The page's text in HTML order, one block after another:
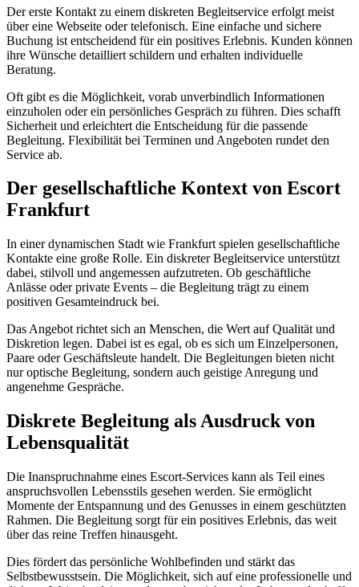
Der erste Kontakt zu einem diskreten Begleitservice erfolgt meist
über eine Webseite oder telefonisch. Eine einfache und sichere
Buchung ist entscheidend für ein positives Erlebnis. Kunden können
ihre Wünsche detailliert schildern und erhalten individuelle
Beratung.
Oft gibt es die Möglichkeit, vorab unverbindlich Informationen
einzuholen oder ein persönliches Gespräch zu führen. Dies schafft
Sicherheit und erleichtert die Entscheidung für die passende
Begleitung. Flexibilität bei Terminen und Angeboten rundet den
Service ab.
Der gesellschaftliche Kontext von Escort
Frankfurt
In einer dynamischen Stadt wie Frankfurt spielen gesellschaftliche
Kontakte eine große Rolle. Ein diskreter Begleitservice unterstützt
dabei, stilvoll und angemessen aufzutreten. Ob geschäftliche
Anlässe oder private Events – die Begleitung trägt zu einem
positiven Gesamteindruck bei.
Das Angebot richtet sich an Menschen, die Wert auf Qualität und
Diskretion legen. Dabei ist es egal, ob es sich um Einzelpersonen,
Paare oder Geschäftsleute handelt. Die Begleitungen bieten nicht
nur optische Begleitung, sondern auch geistige Anregung und
angenehme Gespräche.
Diskrete Begleitung als Ausdruck von
Lebensqualität
Die Inanspruchnahme eines Escort-Services kann als Teil eines
anspruchsvollen Lebensstils gesehen werden. Sie ermöglicht
Momente der Entspannung und des Genusses in einem geschützten
Rahmen. Die Begleitung sorgt für ein positives Erlebnis, das weit
über das reine Treffen hinausgeht.
Dies fördert das persönliche Wohlbefinden und stärkt das
Selbstbewusstsein. Die Möglichkeit, sich auf eine professionelle und